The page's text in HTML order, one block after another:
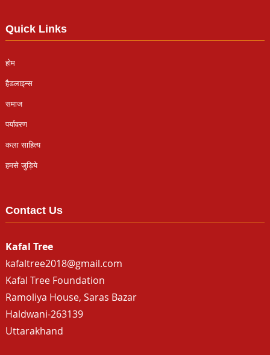
Quick Links
होम
हैडलाइन्स
समाज
पर्यावरण
कला साहित्य
हमसे जुड़िये
Contact Us
Kafal Tree
kafaltree2018@gmail.com
Kafal Tree Foundation
Ramoliya House, Saras Bazar
Haldwani-263139
Uttarakhand